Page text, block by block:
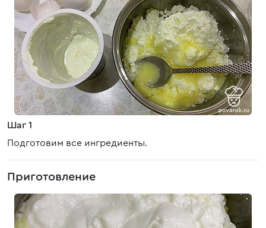
Шаг 1
Подготовим все ингредиенты.
Приготовление